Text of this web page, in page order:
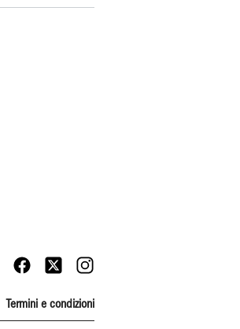
Termini e condizioni